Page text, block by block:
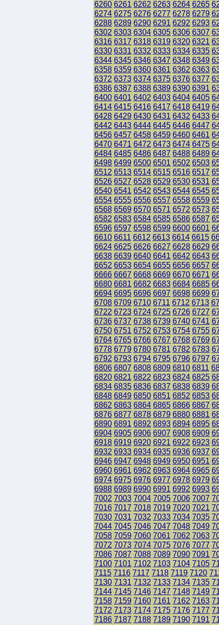
6260 6261 6262 6263 6264 6265
6274 6275 6276 6277 6278 6279
6288 6289 6290 6291 6292 6293
6302 6303 6304 6305 6306 6307
6316 6317 6318 6319 6320 6321
6330 6331 6332 6333 6334 6335
6344 6345 6346 6347 6348 6349
6358 6359 6360 6361 6362 6363
6372 6373 6374 6375 6376 6377
6386 6387 6388 6389 6390 6391
6400 6401 6402 6403 6404 6405
6414 6415 6416 6417 6418 6419
6428 6429 6430 6431 6432 6433
6442 6443 6444 6445 6446 6447
6456 6457 6458 6459 6460 6461
6470 6471 6472 6473 6474 6475
6484 6485 6486 6487 6488 6489
6498 6499 6500 6501 6502 6503
6512 6513 6514 6515 6516 6517
6526 6527 6528 6529 6530 6531
6540 6541 6542 6543 6544 6545
6554 6555 6556 6557 6558 6559
6568 6569 6570 6571 6572 6573
6582 6583 6584 6585 6586 6587
6596 6597 6598 6599 6600 6601
6610 6611 6612 6613 6614 6615
6624 6625 6626 6627 6628 6629
6638 6639 6640 6641 6642 6643
6652 6653 6654 6655 6656 6657
6666 6667 6668 6669 6670 6671
6680 6681 6682 6683 6684 6685
6694 6695 6696 6697 6698 6699
6708 6709 6710 6711 6712 6713
6722 6723 6724 6725 6726 6727
6736 6737 6738 6739 6740 6741
6750 6751 6752 6753 6754 6755
6764 6765 6766 6767 6768 6769
6778 6779 6780 6781 6782 6783
6792 6793 6794 6795 6796 6797
6806 6807 6808 6809 6810 6811
6820 6821 6822 6823 6824 6825
6834 6835 6836 6837 6838 6839
6848 6849 6850 6851 6852 6853
6862 6863 6864 6865 6866 6867
6876 6877 6878 6879 6880 6881
6890 6891 6892 6893 6894 6895
6904 6905 6906 6907 6908 6909
6918 6919 6920 6921 6922 6923
6932 6933 6934 6935 6936 6937
6946 6947 6948 6949 6950 6951
6960 6961 6962 6963 6964 6965
6974 6975 6976 6977 6978 6979
6988 6989 6990 6991 6992 6993
7002 7003 7004 7005 7006 7007
7016 7017 7018 7019 7020 7021
7030 7031 7032 7033 7034 7035
7044 7045 7046 7047 7048 7049
7058 7059 7060 7061 7062 7063
7072 7073 7074 7075 7076 7077
7086 7087 7088 7089 7090 7091
7100 7101 7102 7103 7104 7105
7115 7116 7117 7118 7119 7120
7130 7131 7132 7133 7134 7135
7144 7145 7146 7147 7148 7149
7158 7159 7160 7161 7162 7163
7172 7173 7174 7175 7176 7177
7186 7187 7188 7189 7190 7191